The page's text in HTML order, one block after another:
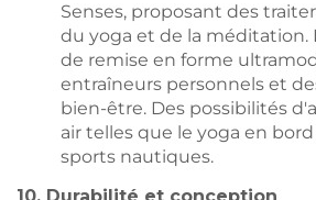
Senses, proposant des
du yoga et de la méditation.
de remise en forme
entraîneurs personnels et
bien-être. Des possibilités
air telles que le yoga en
sports nautiques.